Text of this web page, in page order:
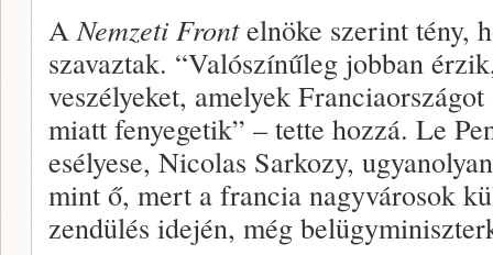
ANemzeti Frontelnöke szerint tény,
szavaztak. “Valószínűleg jobban
veszélyeket, amelyek
miatt fenyegetik” – tette hozzá. Le
esélyese, Nicolas Sarkozy,
mint ő, mert a francia nagyvárosok
zendülés idején, még